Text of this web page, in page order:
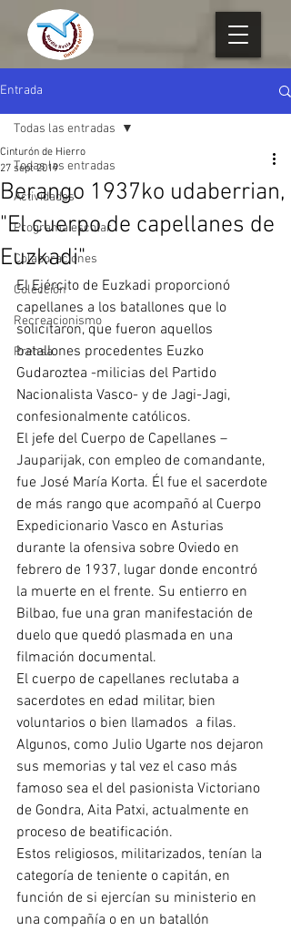
Entrada
Todas las entradas
Actividades
Programa escolar
Colaboraciones
Colección
Recreacionismo
Prensa
Todas las entradas
Berango 1937ko udaberrian,
"El cuerpo de capellanes de
Euzkadi"
Cinturón de Hierro
27 sept 2019
El Ejército de Euzkadi proporcionó
capellanes a los batallones que lo
solicitaron, que fueron aquellos
batallones procedentes Euzko
Gudaroztea -milicias del Partido
Nacionalista Vasco- y de Jagi-Jagi,
confesionalmente católicos.
El jefe del Cuerpo de Capellanes –
Jauparijak, con empleo de comandante,
fue José María Korta. Él fue el sacerdote
de más rango que acompañó al Cuerpo
Expedicionario Vasco en Asturias
durante la ofensiva sobre Oviedo en
febrero de 1937, lugar donde encontró
la muerte en el frente. Su entierro en
Bilbao, fue una gran manifestación de
duelo que quedó plasmada en una
filmación documental.
El cuerpo de capellanes reclutaba a
sacerdotes en edad militar, bien
voluntarios o bien llamados  a filas.
Algunos, como Julio Ugarte nos dejaron
sus memorias y tal vez el caso más
famoso sea el del pasionista Victoriano
de Gondra, Aita Patxi, actualmente en
proceso de beatificación.
Estos religiosos, militarizados, tenían la
categoría de teniente o capitán, en
función de si ejercían su ministerio en
una compañía o en un batallón